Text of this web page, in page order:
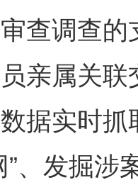
查调查
亲属关
据实时
、发掘涉